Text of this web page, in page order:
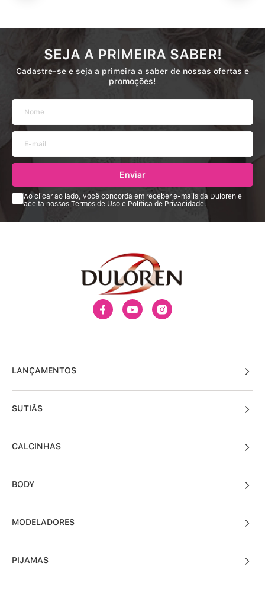
SEJA A PRIMEIRA SABER!
Cadastre-se e seja a primeira a saber de nossas ofertas e
promoções!
Enviar
Ao clicar ao lado, você concorda em receber e-mails da Duloren e
aceita nossos Termos de Uso e Política de Privacidade.
LANÇAMENTOS
SUTIÃS
CALCINHAS
BODY
MODELADORES
PIJAMAS